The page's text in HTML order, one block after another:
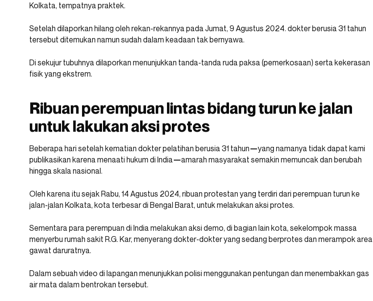
Kolkata, tempatnya praktek.
Setelah dilaporkan hilang oleh rekan-rekannya pada Jumat, 9 Agustus 2024. dokter berusia 31 tahun
tersebut ditemukan namun sudah dalam keadaan tak bernyawa.
Di sekujur tubuhnya dilaporkan menunjukkan tanda-tanda ruda paksa (pemerkosaan) serta kekerasan
fisik yang ekstrem.
Ribuan perempuan lintas bidang turun ke jalan
untuk lakukan aksi protes
Beberapa hari setelah kematian dokter pelatihan berusia 31 tahun—yang namanya tidak dapat kami
publikasikan karena menaati hukum di India—amarah masyarakat semakin memuncak dan berubah
hingga skala nasional.
Oleh karena itu sejak Rabu, 14 Agustus 2024, ribuan protestan yang terdiri dari perempuan turun ke
jalan-jalan Kolkata, kota terbesar di Bengal Barat, untuk melakukan aksi protes.
Sementara para perempuan di India melakukan aksi demo, di bagian lain kota, sekelompok massa
menyerbu rumah sakit R.G. Kar, menyerang dokter-dokter yang sedang berprotes dan merampok area
gawat daruratnya.
Dalam sebuah video di lapangan menunjukkan polisi menggunakan pentungan dan menembakkan gas
air mata dalam bentrokan tersebut.